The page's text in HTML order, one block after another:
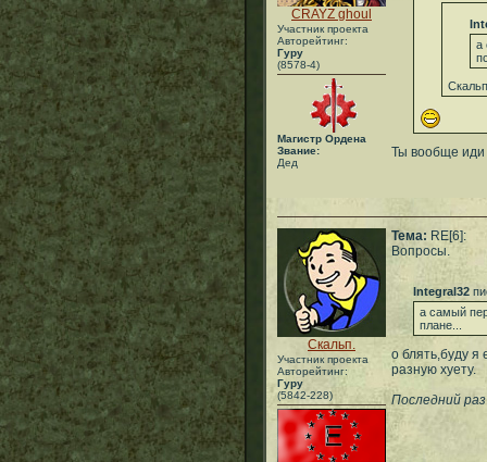
CRAYZ ghoul
Участник проекта
Авторейтинг:
Гуру
(8578-4)
Магистр Ордена
Звание:
Дед
а
Ты вообще иди
Скальп.
Участник проекта
Авторейтинг:
Гуру
(5842-228)
Тема: RE[6]:
Вопросы.
Integral32
а самый
плане...
о блять,буду
разную хуету.
Последний